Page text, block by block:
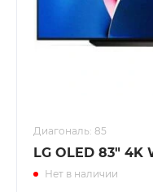
Диагональ: 85
LG OLED 83" 4K
Нет в наличии